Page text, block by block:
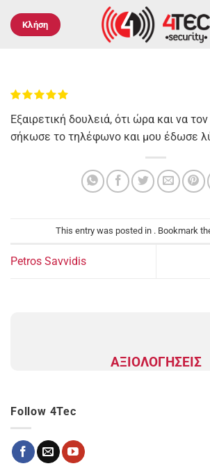
στο
Κλήση
Εξαιρετική δουλειά, ότι ώρα και να
σήκωσε το τηλέφωνο και μου έδωσε
This entry was posted in . Bookmark
Petros Savvidis
ΑΞΙΟΛΟΓΗΣΕΙΣ
Follow 4Tec